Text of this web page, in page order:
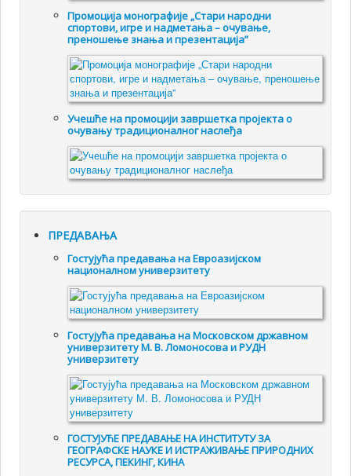
Промоцијa монографије „Стари народни
спортови, игре и надметања – очување,
преношење знања и презентација”
Учешће на промоцији завршетка пројекта о
очувању традиционалног наслеђа
ПРЕДАВАЊА
Гостујућа предавања на Евроазијском
националном универзитету
Гостујућа предавања на Московском државном
универзитету М. В. Ломоносова и РУДН
универзитету
ГОСТУЈУЋЕ ПРЕДАВАЊЕ НА ИНСТИТУТУ ЗА
ГЕОГРАФСКЕ НАУКЕ И ИСТРАЖИВАЊЕ ПРИРОДНИХ
РЕСУРСА, ПЕКИНГ, КИНА